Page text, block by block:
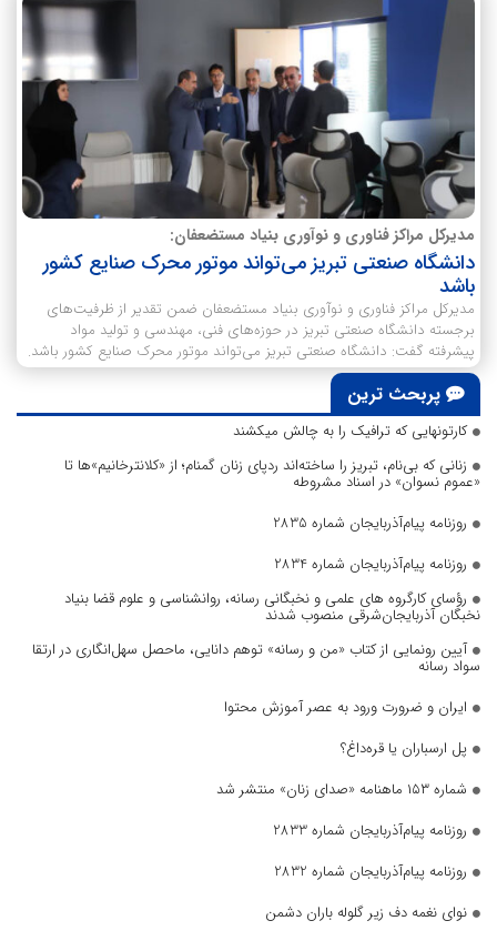
مدیرکل مراکز فناوری و نوآوری بنیاد مستضعفان:
دانشگاه صنعتی تبریز می‌تواند موتور محرک صنایع کشور
باشد
مدیرکل مراکز فناوری و نوآوری بنیاد مستضعفان ضمن تقدیر از ظرفیت‌های
برجسته دانشگاه صنعتی تبریز در حوزه‌های فنی، مهندسی و تولید مواد
پیشرفته گفت: دانشگاه صنعتی تبریز می‌تواند موتور محرک صنایع کشور باشد.
پربحث ترین
کارتونهایی که ترافیک را به چالش میکشند
زنانی که بی‌نام، تبریز را ساخته‌اند ردپای زنان گمنام؛ از «کلانترخانیم»ها تا
«عموم نسوان» در اسناد مشروطه
روزنامه پیام‌آذربایجان شماره 2835
روزنامه پیام‌آذربایجان شماره 2834
رؤسای کارگروه های علمی و نخبگانی رسانه، روانشناسی و علوم قضا بنیاد
نخبگان آذربایجان‌شرقی منصوب شدند
آیین رونمایی از کتاب «من و رسانه» توهم دانایی، ماحصل سهل‌انگاری در ارتقا
سواد رسانه
ایران و ضرورت ورود به عصر آموزش محتوا
پل ارسباران یا قره‌داغ؟
شماره ۱۵۳ ماهنامه «صدای زنان» منتشر شد
روزنامه پیام‌آذربایجان شماره 2833
روزنامه پیام‌آذربایجان شماره 2832
نوای نغمه دف زیر گلوله باران دشمن